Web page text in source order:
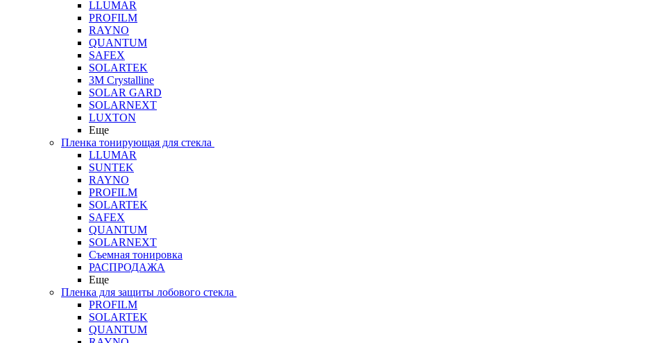
LLUMAR
PROFILM
RAYNO
QUANTUM
SAFEX
SOLARTEK
3M Crystalline
SOLAR GARD
SOLARNEXT
LUXTON
Еще
Пленка тонирующая для стекла
LLUMAR
SUNTEK
RAYNO
PROFILM
SOLARTEK
SAFEX
QUANTUM
SOLARNEXT
Съемная тонировка
РАСПРОДАЖА
Еще
Пленка для защиты лобового стекла
PROFILM
SOLARTEK
QUANTUM